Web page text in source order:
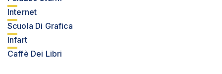
Internet
Scuola Di Grafica
Infart
Caffè Dei Libri